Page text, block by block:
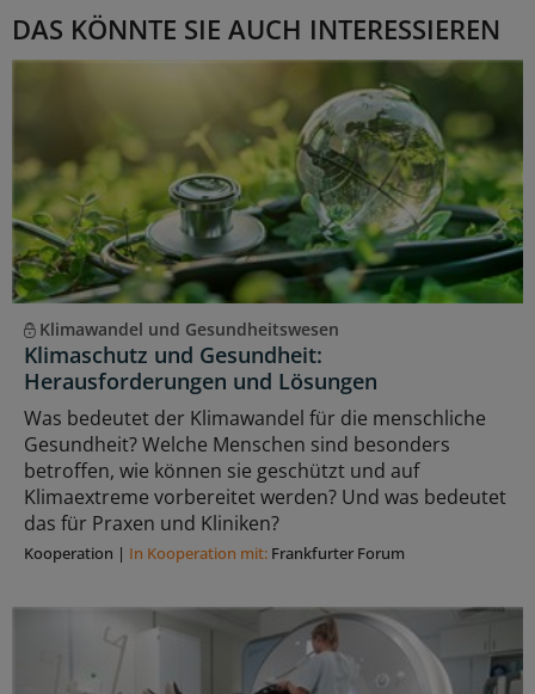
DAS KÖNNTE SIE AUCH INTERESSIEREN
Klimawandel und Gesundheitswesen
Klimaschutz und Gesundheit:
Herausforderungen und Lösungen
Was bedeutet der Klimawandel für die menschliche
Gesundheit? Welche Menschen sind besonders
betroffen, wie können sie geschützt und auf
Klimaextreme vorbereitet werden? Und was bedeutet
das für Praxen und Kliniken?
Kooperation | In Kooperation mit: Frankfurter Forum